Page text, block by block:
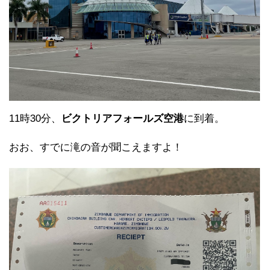
11時30分、 ビクトリアフォールズ空港に到着。
おお、すでに滝の音が聞こえますよ！